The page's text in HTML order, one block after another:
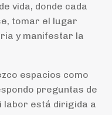
vida, donde cada
tomar el lugar
y manifestar la
espacios como
preguntas de
labor está dirigida a